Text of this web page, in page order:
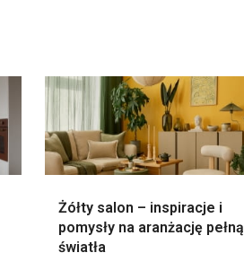
Żółty salon – inspiracje i
pomysły na aranżację pełną
światła